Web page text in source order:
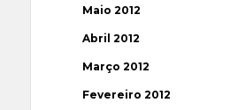
Maio 2012
Abril 2012
Março 2012
Fevereiro 2012